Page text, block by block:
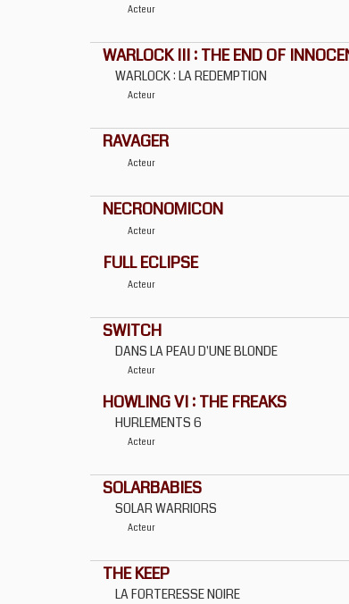
Acteur
WARLOCK III : THE END OF
WARLOCK : LA REDEMPTION
Acteur
RAVAGER
Acteur
NECRONOMICON
Acteur
FULL ECLIPSE
Acteur
SWITCH
DANS LA PEAU D'UNE BLONDE
Acteur
HOWLING VI : THE FREAKS
HURLEMENTS 6
Acteur
SOLARBABIES
SOLAR WARRIORS
Acteur
THE KEEP
LA FORTERESSE NOIRE